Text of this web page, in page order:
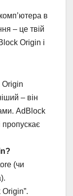
в
– це твій
Origin і
Origin
– він
AdBlock
пропускає
(чи